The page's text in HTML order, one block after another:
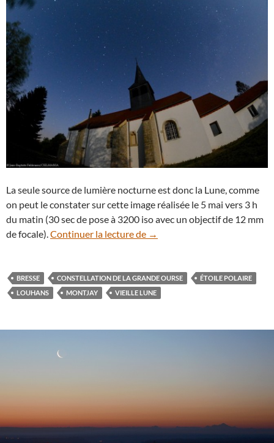
La seule source de lumière nocturne est donc la Lune, comme
on peut le constater sur cette image réalisée le 5 mai vers 3 h
du matin (30 sec de pose à 3200 iso avec un objectif de 12 mm
de focale).Continuer la lecture de Clair de vieille Lune sur une
→
BRESSE CONSTELLATION DE LA GRANDE OURSE
ÉTOILE POLAIRE
LOUHANS
MONTJAY VIEILLE LUNE